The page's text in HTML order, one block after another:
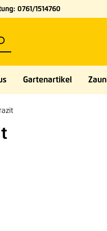
0761/1514760
Gartenartikel